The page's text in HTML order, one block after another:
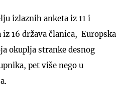
izlaznih anketa iz 11 i
16 država članica, Europska
okuplja stranke desnog
pet više nego u